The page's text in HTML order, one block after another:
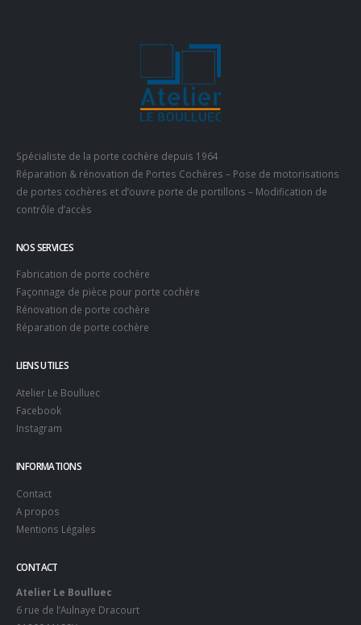
Spécialiste de la porte cochère depuis 1964
Réparation & rénovation de Portes Cochères – Pose de motorisations
de portes cochères et d’ouvre porte de portillons – Modification de
contrôle d’accès
NOS SERVICES
Fabrication de porte cochère
Façonnage de pièce pour porte cochère
Rénovation de porte cochère
Réparation de porte cochère
LIENS UTILES
Atelier Le Boulluec
Facebook
Instagram
INFORMATIONS
Contact
A propos
Mentions Légales
CONTACT
Atelier Le Boulluec
6 rue de l’Aulnaye Dracourt